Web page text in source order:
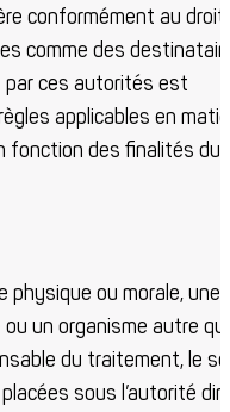
conformément au droit
comme des
ces autorités est
applicables en
fonction des finalités du
physique ou morale, une
un organisme autre
du traitement, le
sous l’autorité